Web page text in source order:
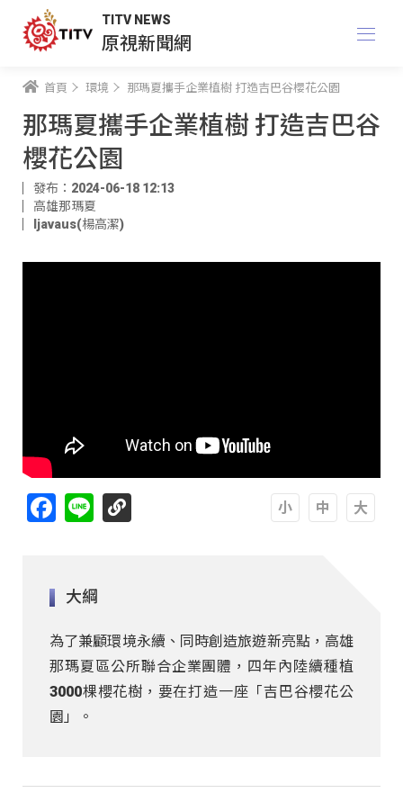
TITV NEWS
原視新聞網
首頁 環境 那瑪夏攜手企業植樹 打造吉巴谷櫻花公園
那瑪夏攜手企業植樹 打造吉巴谷
櫻花公園
發布：2024-06-18 12:13
高雄那瑪夏
ljavaus(楊高潔)
Facebook
Line
大綱
為了兼顧環境永續、同時創造旅遊新亮點，高雄
那瑪夏區公所聯合企業團體，四年內陸續種植
3000棵櫻花樹，要在打造一座「吉巴谷櫻花公
園」。